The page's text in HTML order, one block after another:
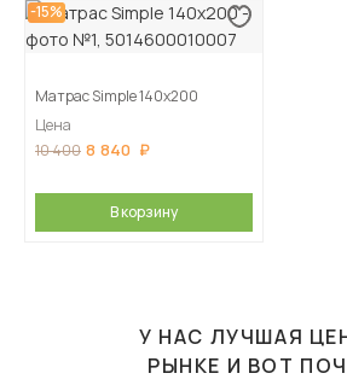
-15%
Матрас Simple 140х200
Цена
10 400 8 840
В корзину
У НАС ЛУЧШАЯ
РЫНКЕ И ВОТ